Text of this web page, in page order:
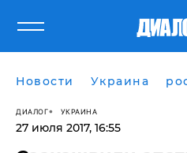
Новости Украина
ДИАЛОГ УКРАИНА
27 июля 2017, 16:55